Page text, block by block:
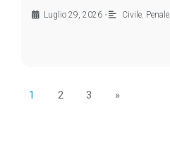
Luglio 29, 2026 • Civile, Penale
1 2 3 »